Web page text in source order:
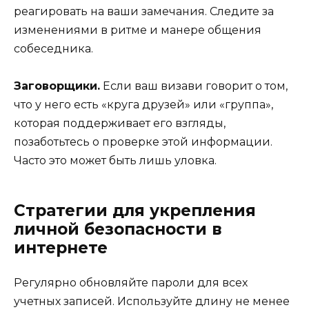
реагировать на ваши замечания. Следите за
изменениями в ритме и манере общения
собеседника.
Заговорщики. Если ваш визави говорит о том,
что у него есть «круга друзей» или «группа»,
которая поддерживает его взгляды,
позаботьтесь о проверке этой информации.
Часто это может быть лишь уловка.
Стратегии для укрепления
личной безопасности в
интернете
Регулярно обновляйте пароли для всех
учетных записей. Используйте длину не менее